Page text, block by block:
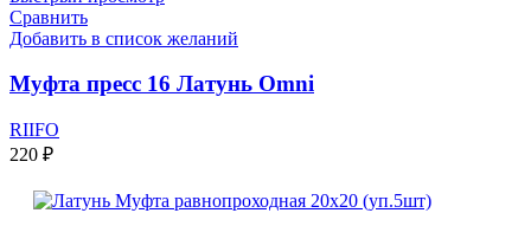
Сравнить
Добавить в список желаний
Муфта пресс 16 Латунь Omni
RIIFO
220 ₽